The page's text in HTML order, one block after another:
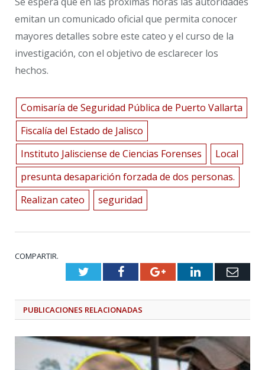
emitan un comunicado oficial que permita conocer
mayores detalles sobre este cateo y el curso de la
investigación, con el objetivo de esclarecer los
hechos.
Comisaría de Seguridad Pública de Puerto Vallarta
Fiscalía del Estado de Jalisco
Instituto Jalisciense de Ciencias Forenses
Local
presunta desaparición forzada de dos personas.
Realizan cateo
seguridad
COMPARTIR.
TwitterFacebookGoogle+LinkedIn
PUBLICACIONES RELACIONADAS